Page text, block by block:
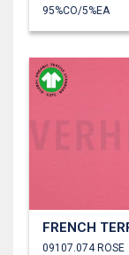
95%CO/5%EA
09107.074 ROSE